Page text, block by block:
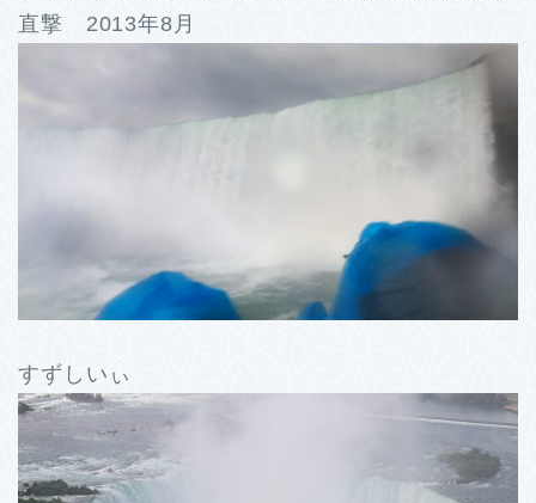
直撃 2013年8月
すずしいぃ